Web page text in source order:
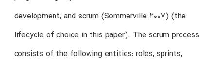
development, and scrum (Sommerville 2007) (the
lifecycle of choice in this paper). The scrum process
consists of the following entities: roles, sprints,